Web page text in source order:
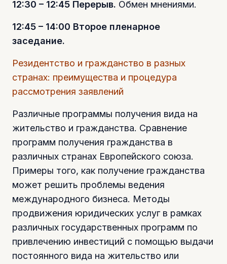
12:30 – 12:45 Перерыв. Обмен мнениями.
12:45 – 14:00 Второе пленарное
заседание.
Резидентство и гражданство в разных
странах: преимущества и процедура
рассмотрения заявлений
Различные программы получения вида на
жительство и гражданства. Сравнение
программ получения гражданства в
различных странах Европейского союза.
Примеры того, как получение гражданства
может решить проблемы ведения
международного бизнеса. Методы
продвижения юридических услуг в рамках
различных государственных программ по
привлечению инвестиций с помощью выдачи
постоянного вида на жительство или